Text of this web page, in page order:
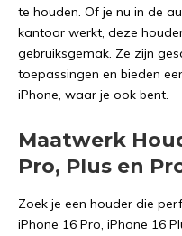
te houden. Of je nu in de
kantoor werkt, deze
gebruiksgemak. Ze zijn
toepassingen en bieden
iPhone, waar je ook bent.
Maatwerk
Pro, Plus en
Zoek je een houder die
iPhone 16 Pro, iPhone 16